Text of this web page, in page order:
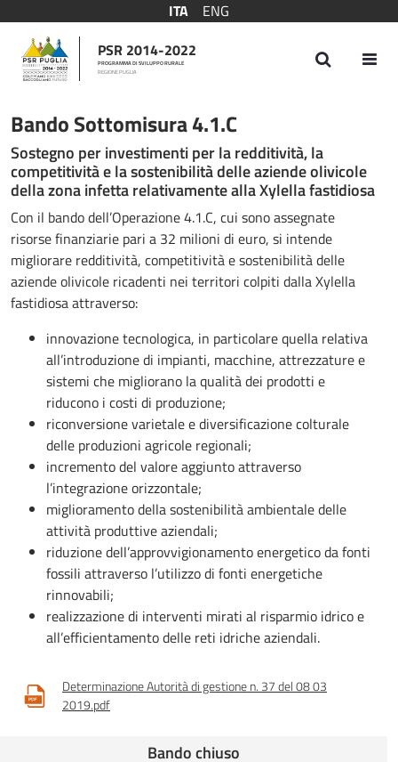
ITA
ENG
PSR 2014-2022
PROGRAMMA DI SVILUPPO RURALE
REGIONE PUGLIA
Bando Sottomisura 4.1.C
Bando Sottomisura 4.1.C
Sostegno per investimenti per la redditività, la
competitività e la sostenibilità delle aziende olivicole
della zona infetta relativamente alla Xylella fastidiosa
Con il bando dell’Operazione 4.1.C, cui sono assegnate
risorse finanziarie pari a 32 milioni di euro, si intende
migliorare redditività, competitività e sostenibilità delle
aziende olivicole ricadenti nei territori colpiti dalla Xylella
fastidiosa attraverso:
innovazione tecnologica, in particolare quella relativa
all’introduzione di impianti, macchine, attrezzature e
sistemi che migliorano la qualità dei prodotti e
riducono i costi di produzione;
riconversione varietale e diversificazione colturale
delle produzioni agricole regionali;
incremento del valore aggiunto attraverso
l’integrazione orizzontale;
miglioramento della sostenibilità ambientale delle
attività produttive aziendali;
riduzione dell’approvvigionamento energetico da fonti
fossili attraverso l’utilizzo di fonti energetiche
rinnovabili;
realizzazione di interventi mirati al risparmio idrico e
all’efficientamento delle reti idriche aziendali.
Determinazione Autorità di gestione n. 37 del 08 03
2019.pdf
Bando chiuso